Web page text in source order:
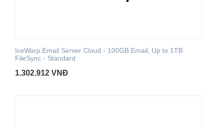
IceWarp Email Server Cloud - 100GB Email, Up to 1TB
FileSync - Standard
1.302.912 VNĐ